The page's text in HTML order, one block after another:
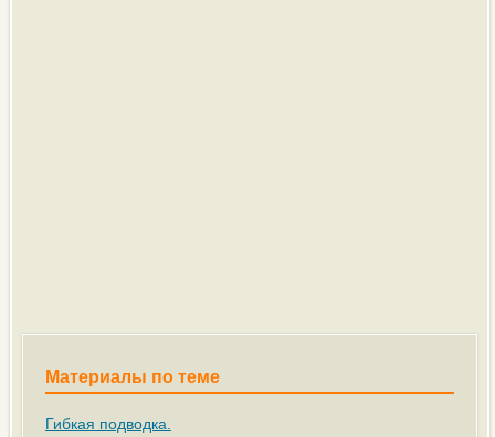
Материалы по теме
Гибкая подводка.